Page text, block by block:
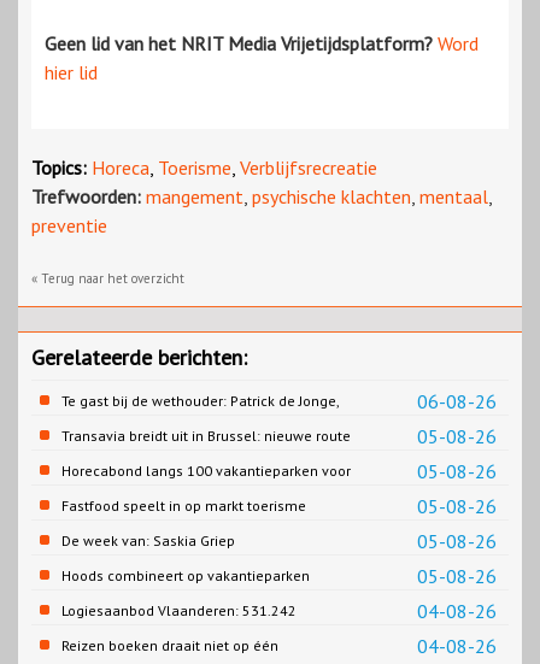
Geen lid van het NRIT Media Vrijetijdsplatform? Word
hier lid
Topics: Horeca, Toerisme, Verblijfsrecreatie
Trefwoorden: mangement, psychische klachten, mentaal,
preventie
« Terug naar het overzicht
Gerelateerde berichten:
06-08-26
Te gast bij de wethouder: Patrick de Jonge,
Gemeente Emmen
05-08-26
Transavia breidt uit in Brussel: nieuwe route
naar Porto
05-08-26
Horecabond langs 100 vakantieparken voor
Cao-recreatie
05-08-26
Fastfood speelt in op markt toerisme
05-08-26
De week van: Saskia Griep
05-08-26
Hoods combineert op vakantieparken
recreatie en wonen
04-08-26
Logiesaanbod Vlaanderen: 531.242
slaapplaatsen
04-08-26
Reizen boeken draait niet op één